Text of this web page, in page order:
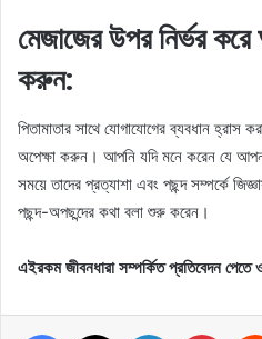
মেজাজের উপর নির্ভর
করুন:
পিতামাতার সাথে যোগাযোগের ব্যবধান হ্রাস
অপেক্ষা করুন। আপনি যদি মনে করেন যে
সময়ে তাদের প্রত্যাশা এবং পছন্দ সম্পর্কে
পছন্দ-অপছন্দের কথা বলা শুরু করেন।
এইরকম জীবনধারা সম্পর্কিত প্রতিবেদন পেতে